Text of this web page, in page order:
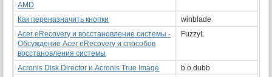
AMD
Как переназначить кнопки
winblade
Acer eRecovery и восстановление системы -
Обсуждение Acer eRecovery и способов
восстановления системы
FuzzyL
Acronis Disk Director и Acronis True Image b.o.dubb